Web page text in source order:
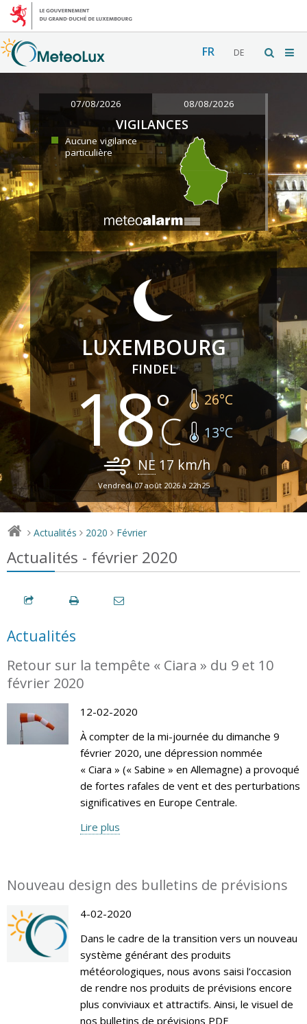
FR DE
07/08/2026 08/08/2026
VIGILANCES
Aucune vigilance
particulière
LUXEMBOURG
FINDEL
18 26°C
13°C
NE 17 km/h
Vendredi 07 août 2026 à 22h25
> Actualités > 2020 > Février
Actualités - février 2020
Actualités
Retour sur la tempête « Ciara » du 9 et 10
février 2020
12-02-2020
À compter de la mi-journée du dimanche 9
février 2020, une dépression nommée
« Ciara » (« Sabine » en Allemagne) a provoqué
de fortes rafales de vent et des perturbations
significatives en Europe Centrale.
Lire plus
Nouveau design des bulletins de prévisions
4-02-2020
Dans le cadre de la transition vers un nouveau
système générant des produits
météorologiques, nous avons saisi l’occasion
de rendre nos produits de prévisions encore
plus conviviaux et attractifs. Ainsi, le visuel de
nos bulletins de prévisions PDF